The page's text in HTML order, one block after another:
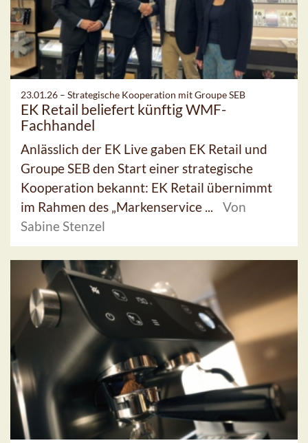
23.01.26 – Strategische Kooperation mit Groupe SEB
EK Retail beliefert künftig WMF-
Fachhandel
Anlässlich der EK Live gaben EK Retail und
Groupe SEB den Start einer strategische
Kooperation bekannt: EK Retail übernimmt
im Rahmen des „Markenservice ...
Von
Sabine Stenzel